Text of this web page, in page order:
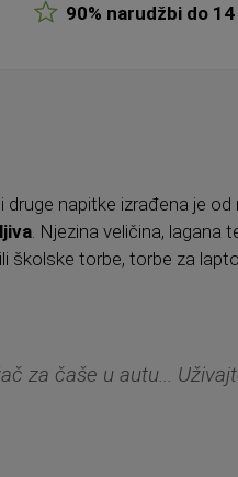
90% narudžbi do
i druge napitke izrađena je
. Njezina veličina, lagana
školske torbe, torbe za
za čaše u autu...